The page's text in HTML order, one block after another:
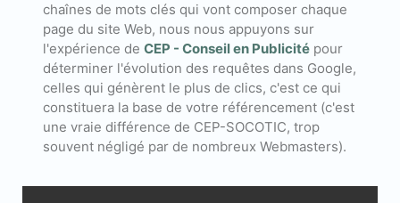
chaînes de mots clés qui vont composer chaque
page du site Web, nous nous appuyons sur
l'expérience de CEP - Conseil en Publicitépour
déterminer l'évolution des requêtes dans Google,
celles qui génèrent le plus de clics, c'est ce qui
constituera la base de votre référencement (c'est
une vraie différence de CEP-SOCOTIC, trop
souvent négligé par de nombreux Webmasters).